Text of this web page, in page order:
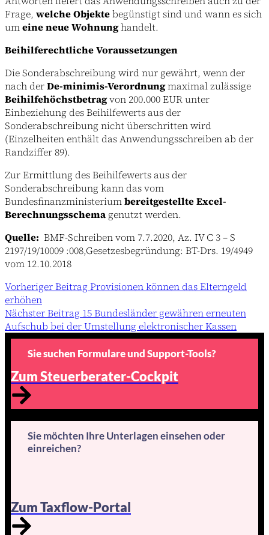
Frage, welche Objektebegünstigt sind und wann es sich
umeine neue Wohnunghandelt.
Beihilferechtliche Voraussetzungen
Die Sonderabschreibung wird nur gewährt, wenn der
nach derDe-minimis-Verordnungmaximal zulässige
Beihilfehöchstbetragvon 200.000 EUR unter
Einbeziehung des Beihilfewerts aus der
Sonderabschreibung nicht überschritten wird
(Einzelheiten enthält das Anwendungsschreiben ab der
Randziffer 89).
Zur Ermittlung des Beihilfewerts aus der
Sonderabschreibung kann das vom
Bundesfinanzministeriumbereitgestellte Excel-
Berechnungsschema genutzt werden.
Quelle: BMF-Schreiben vom 7.7.2020, Az. IV C 3 – S
2197/19/10009 :008,Gesetzesbegründung: BT-Drs. 19/4949
vom 12.10.2018
VorherigerBeitragProvisionen können das Elterngeld
erhöhen
NächsterBeitrag 15 Bundesländer gewähren erneuten
Aufschub bei der Umstellung elektronischer Kassen
Sie suchen Formulare und Support-Tools?
Zum Steuerberater-Cockpit
Sie möchten Ihre Unterlagen einsehen oder
einreichen?
Zum Taxflow-Portal